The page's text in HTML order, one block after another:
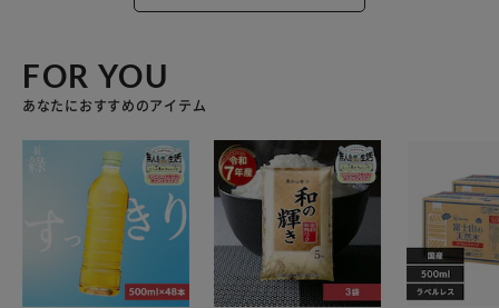
FOR YOU
あなたにおすすめのアイテム